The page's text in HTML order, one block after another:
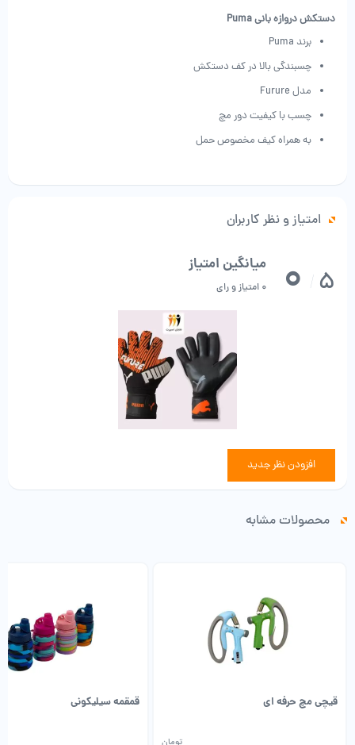
دستکش دروازه بانی Puma
برند Puma
چسبندگی بالا در کف دستکش
مدل Furure
چسب با کیفیت دور مچ
به همراه کیف مخصوص حمل
امتیاز و نظر کاربران
5
0 میانگین امتیاز
0 امتیاز و رای
افزودن نظر جدید
محصولات مشابه
قیچی مچ حرفه ای
تومان
قمقمه سیلیکونی